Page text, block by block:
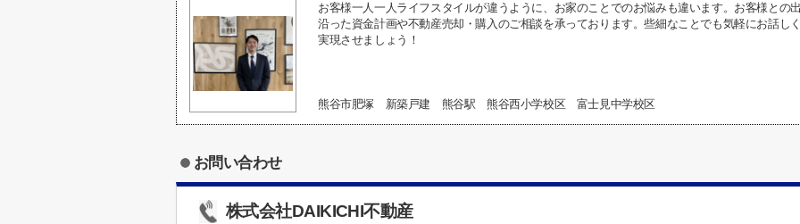
お客様一人一人ライフスタイルが違うように、お家のことでのお悩みも違います。お客様との
沿った資金計画や不動産売却・購入のご相談を承っております。些細なことでも気軽にお話し
実現させましょう！
熊谷市肥塚 新築戸建 熊谷駅 熊谷西小学校区 富士見中学校区
お問い合わせ
株式会社DAIKICHI不動産